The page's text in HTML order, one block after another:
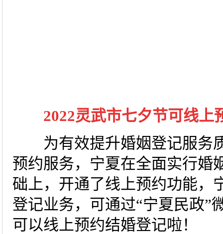
2022灵武市七夕节可线上
为有效提升婚姻登记服务
预约服务，宁夏在全面实行婚
础上，开通了线上预约功能，
登记业务，可通过“宁夏民政”
可以线上预约结婚登记啦！